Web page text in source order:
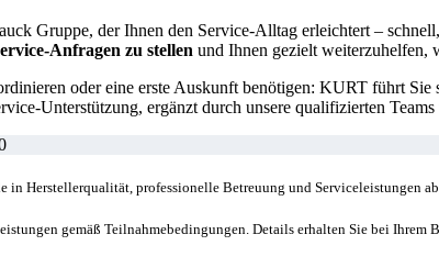
Gruppe, der Ihnen den Service-Alltag erleichtert –
Anfragen zu stellen und Ihnen gezielt weiterzuhelfen,
oder eine erste Auskunft benötigen: KURT führt
Unterstützung, ergänzt durch unsere qualifizierten
Herstellerqualität, professionelle Betreuung und Serviceleistungen
gemäß Teilnahmebedingungen. Details erhalten Sie bei Ihrem